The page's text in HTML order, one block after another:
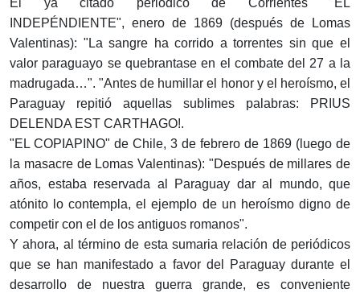
El ya citado periódico de Corrientes "EL
INDEPÉNDIENTE", enero de 1869 (después de Lomas
Valentinas): "La sangre ha corrido a torrentes sin que el
valor paraguayo se quebrantase en el combate del 27 a la
madrugada…". "Antes de humillar el honor y el heroísmo, el
Paraguay repitió aquellas sublimes palabras: PRIUS
DELENDA EST CARTHAGO!.
"EL COPIAPINO" de Chile, 3 de febrero de 1869 (luego de
la masacre de Lomas Valentinas): "Después de millares de
años, estaba reservada al Paraguay dar al mundo, que
atónito lo contempla, el ejemplo de un heroísmo digno de
competir con el de los antiguos romanos".
Y ahora, al término de esta sumaria relación de periódicos
que se han manifestado a favor del Paraguay durante el
desarrollo de nuestra guerra grande, es conveniente